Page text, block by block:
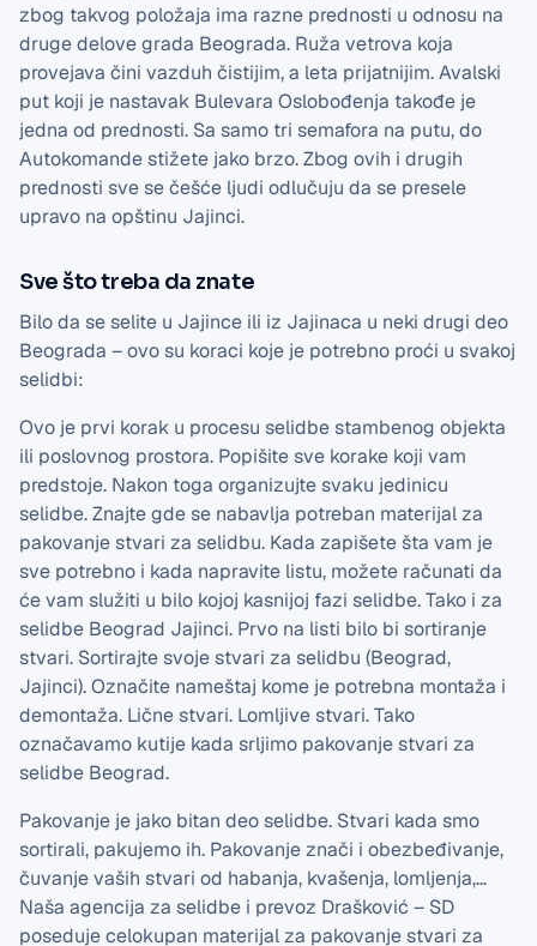
zbog takvog položaja ima razne prednosti u odnosu na
druge delove grada Beograda. Ruža vetrova koja
provejava čini vazduh čistijim, a leta prijatnijim. Avalski
put koji je nastavak Bulevara Oslobođenja takođe je
jedna od prednosti. Sa samo tri semafora na putu, do
Autokomande stižete jako brzo. Zbog ovih i drugih
prednosti sve se češće ljudi odlučuju da se presele
upravo na opštinu Jajinci.
Sve što treba da znate
Bilo da se selite u Jajince ili iz Jajinaca u neki drugi deo
Beograda – ovo su koraci koje je potrebno proći u svakoj
selidbi:
Ovo je prvi korak u procesu selidbe stambenog objekta
ili poslovnog prostora. Popišite sve korake koji vam
predstoje. Nakon toga organizujte svaku jedinicu
selidbe. Znajte gde se nabavlja potreban materijal za
pakovanje stvari za selidbu. Kada zapišete šta vam je
sve potrebno i kada napravite listu, možete računati da
će vam služiti u bilo kojoj kasnijoj fazi selidbe. Tako i za
selidbe Beograd Jajinci. Prvo na listi bilo bi sortiranje
stvari. Sortirajte svoje stvari za selidbu (Beograd,
Jajinci). Označite nameštaj kome je potrebna montaža i
demontaža. Lične stvari. Lomljive stvari. Tako
označavamo kutije kada srljimo pakovanje stvari za
selidbe Beograd.
Pakovanje je jako bitan deo selidbe. Stvari kada smo
sortirali, pakujemo ih. Pakovanje znači i obezbeđivanje,
čuvanje vaših stvari od habanja, kvašenja, lomljenja,…
Naša agencija za selidbe i prevoz Drašković – SD
poseduje celokupan materijal za pakovanje stvari za